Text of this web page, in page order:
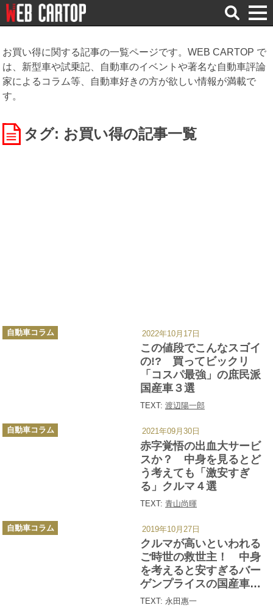
検
索
お買い得に関する記事の一覧ページです。WEB CARTOP で
は、新型車や試乗記、自動車のイベントや著名な自動車評論
家によるコラム等、自動車好きの方が欲しい情報が満載で
す。
タグ: お買い得の記事一覧
この値段でこんなスゴイ
の!? 買ってビックリ
「コスパ最強」の庶民派
国産車３選
TEXT: 渡辺陽一郎
カ
テ
自動車コラム 2022年10月17日
赤字覚悟の出血大サービ
スか？ 中身を見るとど
う考えても「激安すぎ
る」クルマ４選
TEXT: 青山尚暉
カ
テ
自動車コラム 2021年09月30日
クルマが高いといわれる
ご時世の救世主！ 中身
を考えると安すぎるバー
ゲンプライスの国産車５
選
TEXT: 永田惠一
カ
テ
自動車コラム 2019年10月27日